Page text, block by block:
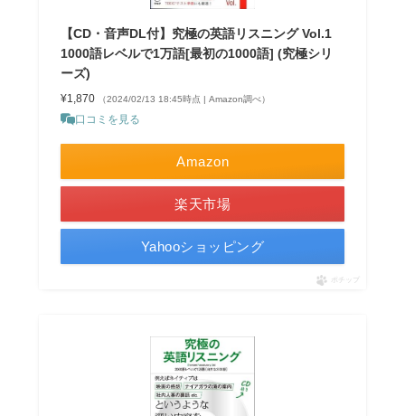
【CD・音声DL付】究極の英語リスニング Vol.1
1000語レベルで1万語[最初の1000語] (究極シリ
ーズ)
¥1,870 （2024/02/13 18:45時点 | Amazon調べ）
口コミを見る
Amazon
楽天市場
Yahooショッピング
ポチップ